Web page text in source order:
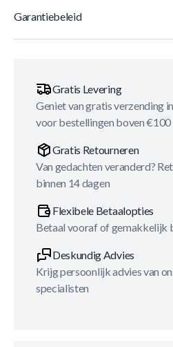
Garantiebeleid
Gratis Levering
Geniet van gratis verzending
voor bestellingen boven €100
Gratis Retourneren
Van gedachten veranderd?
binnen 14 dagen
Flexibele Betaalopties
Betaal vooraf of gemakkelijk
Deskundig Advies
Krijg persoonlijk advies van
specialisten